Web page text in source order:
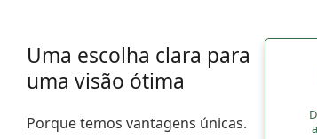
Uma escolha clara para
uma visão ótima
Porque temos vantagens únicas.